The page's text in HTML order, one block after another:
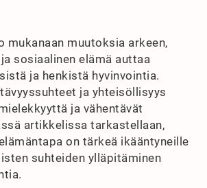
mukanaan muutoksia arkeen,
sosiaalinen elämä auttaa
ja henkistä hyvinvointia.
ja yhteisöllisyys
ja vähentävät
artikkelissa tarkastellaan,
on tärkeä ikääntyneille
suhteiden ylläpitäminen